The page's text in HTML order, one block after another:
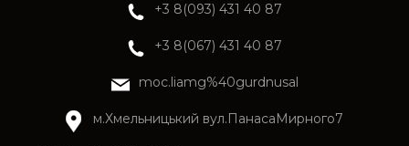
+3 8(093) 431 40 87
+3 8(067) 431 40 87
moc.liamg%40gurdnusal
м.Хмельницький вул.ПанасаМирного7